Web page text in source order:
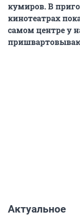
кумиров. В
кинотеатрах
самом центре у
Актуальное